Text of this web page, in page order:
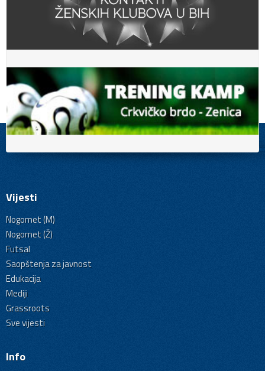
Vijesti
Nogomet (M)
Nogomet (Ž)
Futsal
Saopštenja za javnost
Edukacija
Mediji
Grassroots
Sve vijesti
Info